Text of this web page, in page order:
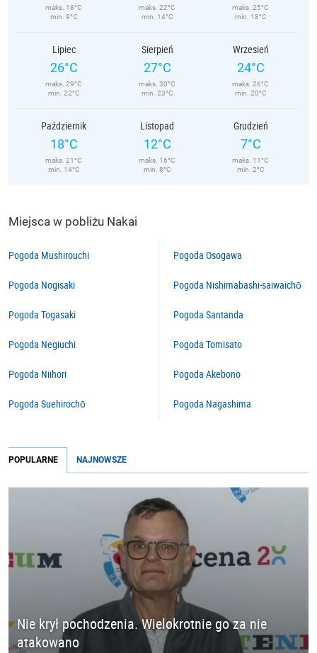
maks. 18°C
min. 9°C
maks. 22°C
min. 14°C
maks. 25°C
min. 18°C
Lipiec
26°C
maks. 29°C
min. 22°C
Sierpień
27°C
maks. 30°C
min. 23°C
Wrzesień
24°C
maks. 26°C
min. 20°C
Październik
18°C
maks. 21°C
min. 14°C
Listopad
12°C
maks. 16°C
min. 8°C
Grudzień
7°C
maks. 11°C
min. 2°C
Miejsca w pobliżu Nakai
Pogoda Mushirouchi
Pogoda Nogisaki
Pogoda Togasaki
Pogoda Negiuchi
Pogoda Niihori
Pogoda Suehirochō
Pogoda Osogawa
Pogoda Nishimabashi-saiwaichō
Pogoda Santanda
Pogoda Tomisato
Pogoda Akebono
Pogoda Nagashima
POPULARNE NAJNOWSZE
Nie krył pochodzenia. Wielokrotnie go za nie
atakowano